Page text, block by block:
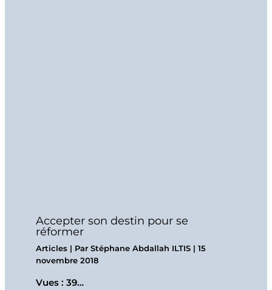
Accepter son destin pour se
réformer
Articles| Par Stéphane Abdallah ILTIS | 15
novembre 2018
Vues : 39…